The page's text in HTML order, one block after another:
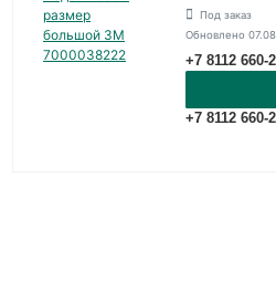
Под заказ
Обновлено
+7 8112 660-
+7 8112 660-